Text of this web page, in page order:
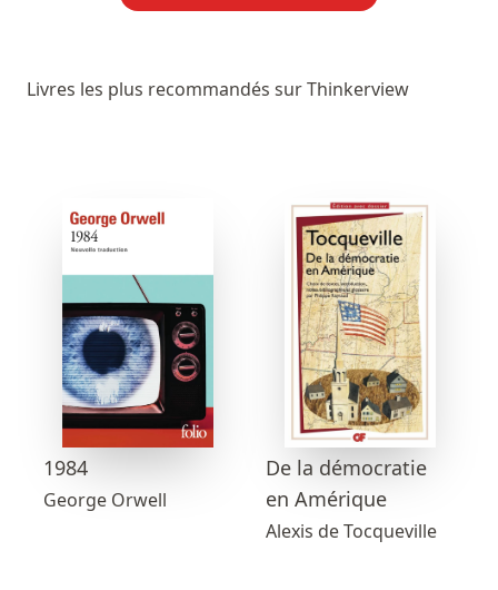
Livres les plus recommandés sur Thinkerview
1984
George Orwell
De la démocratie
en Amérique
Alexis de Tocqueville